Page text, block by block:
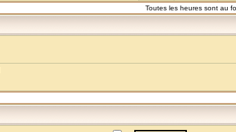
Toutes les heures sont au